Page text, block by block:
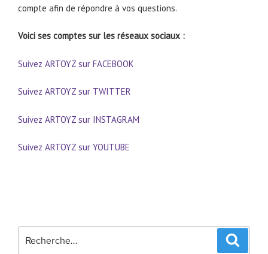
compte afin de répondre à vos questions.
Voici ses comptes sur les réseaux sociaux :
Suivez ARTOYZ sur FACEBOOK
Suivez ARTOYZ sur TWITTER
Suivez ARTOYZ sur INSTAGRAM
Suivez ARTOYZ sur YOUTUBE
pour